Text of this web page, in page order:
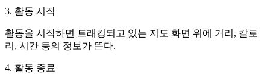
3. 활동 시작
활동을 시작하면 트래킹되고 있는 지도 화면 위에 거리, 칼로
리, 시간 등의 정보가 뜬다.
4. 활동 종료